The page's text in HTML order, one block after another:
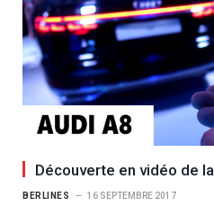
Découverte en vidéo de
BERLINES 16 SEPTEMBRE 2017